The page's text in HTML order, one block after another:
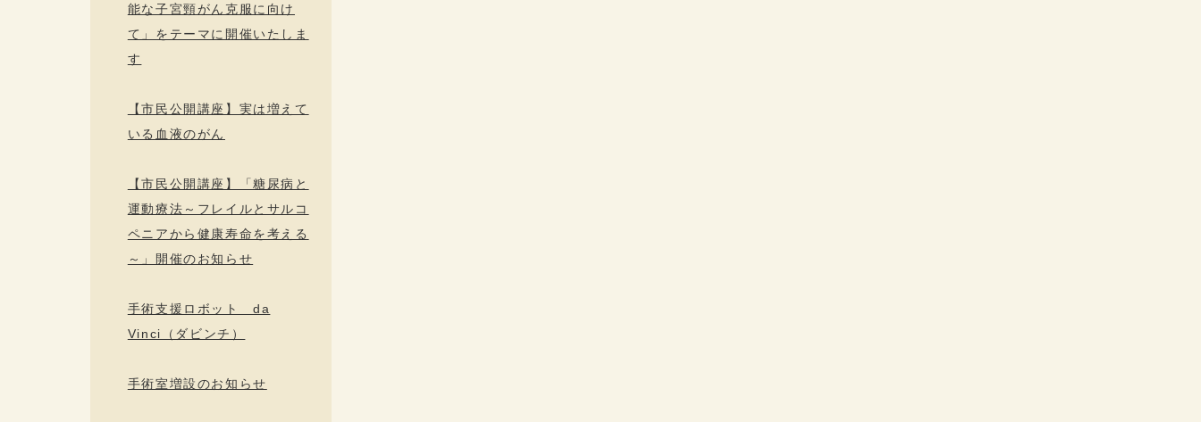
能な子宮頸がん克服に向け
て」をテーマに開催いたしま
す
【市民公開講座】実は増えて
いる血液のがん
【市民公開講座】「糖尿病と
運動療法～フレイルとサルコ
ペニアから健康寿命を考える
～」開催のお知らせ
手術支援ロボット da
Vinci（ダビンチ）
手術室増設のお知らせ